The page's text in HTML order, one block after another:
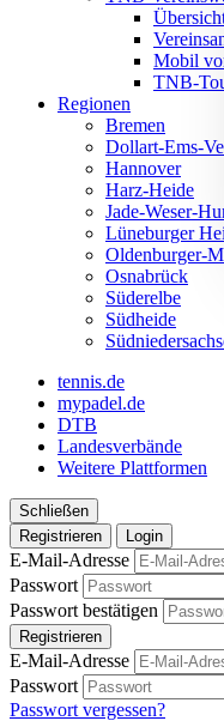
Mobil
TNB-
Regionen
Bremen
Dollart-Ems-
Hannover
Harz-Heide
Jade-Weser-
Lüneburger
Oldenburger-
Osnabrück
Süderelbe
Südheide
tennis.de
mypadel.de
DTB
Landesverbände
Weitere Plattformen
Schließen
Registrieren
Login
E-Mail-Adresse
Passwort
Passwort bestätigen
Registrieren
E-Mail-Adresse
Passwort
Passwort vergessen?